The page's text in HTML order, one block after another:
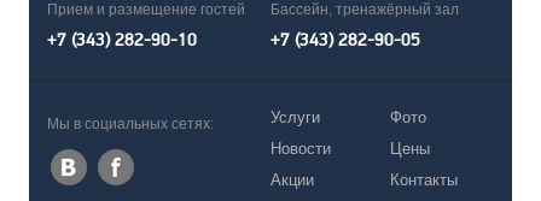
Прием и размещение гостей
+7 (343) 282-90-10
Бассейн, тренажёрный зал
+7 (343) 282-90-05
Мы в социальных сетях:
Услуги
Новости
Акции
Фото
Цены
Контакты